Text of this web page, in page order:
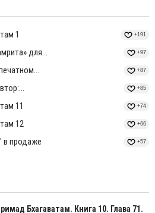
1 +191
для... +97
+87
+85
11 +74
12 +66
в продаже +57
Бхагаватам. Книга 10. Глава 71.